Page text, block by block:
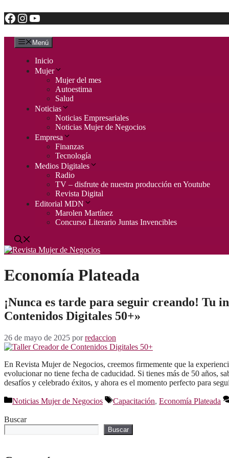
Saltar
al
Facebook
Instagram
YouTube
Menú
Inicio
Mujer
Mujer del mes
Autoestima
Salud
Noticias
Noticias Empresariales
Noticias Mujer de Negocios
Empresa
Finanzas
Tecnología
Medios Digitales
Radio
TV – disfrute de nuestra producción en Youtube
Revista Digital
Editorial MDN
Marolen Martínez
Concurso Literario Juntas Invencibles
Economía Plateada
¡Nunca es tarde para seguir creando! Tu
Contenidos Digitales 50+»
26 de mayo de 2025 porredaccion
En Revista Mujer de Negocios, creemos firmemente que la
evolucionar no tiene fecha de caducidad. Si tienes más de 50 años,
desafíos y celebrado éxitos, y ahora es el momento perfecto para
Categorías
Noticias Mujer de Negocios Etiquetas
Capacitación, Economía Plateada
Buscar
Buscar